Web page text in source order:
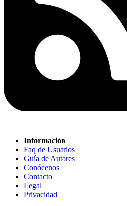
Información
Faq de Usuarios
Guía de Autores
Conócenos
Contacto
Legal
Privacidad